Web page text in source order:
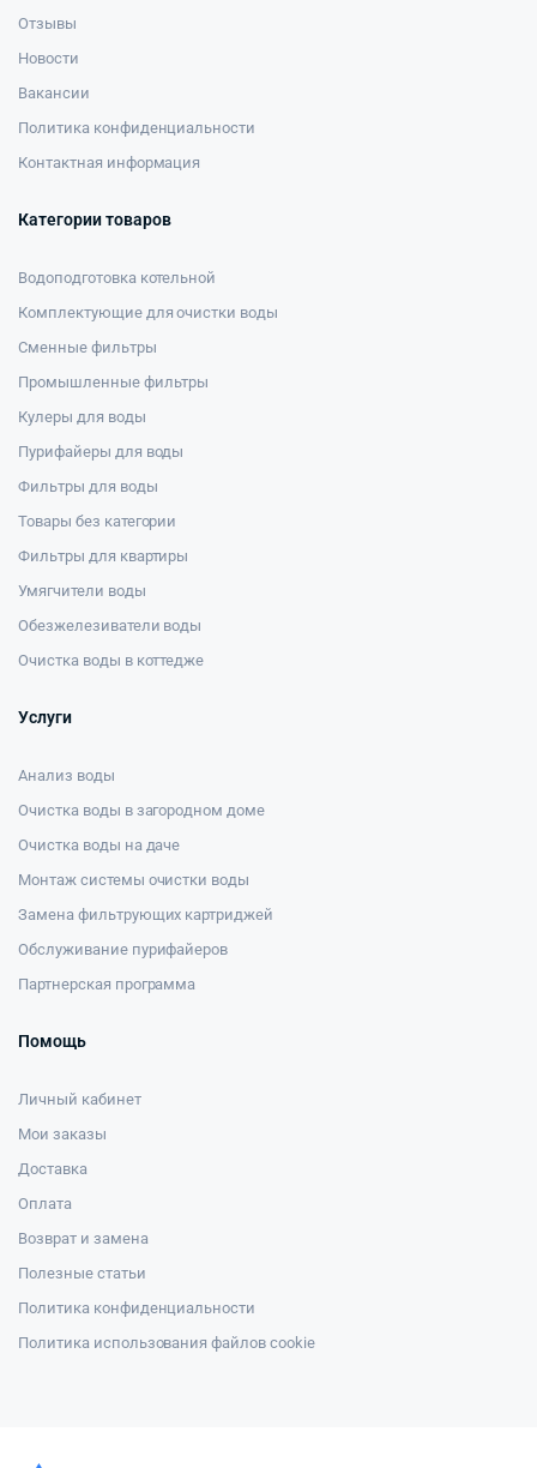
Отзывы
Новости
Вакансии
Политика конфиденциальности
Контактная информация
Категории товаров
Водоподготовка котельной
Комплектующие для очистки воды
Сменные фильтры
Промышленные фильтры
Кулеры для воды
Пурифайеры для воды
Фильтры для воды
Товары без категории
Фильтры для квартиры
Умягчители воды
Обезжелезиватели воды
Очистка воды в коттедже
Услуги
Анализ воды
Очистка воды в загородном доме
Очистка воды на даче
Монтаж системы очистки воды
Замена фильтрующих картриджей
Обслуживание пурифайеров
Партнерская программа
Помощь
Личный кабинет
Мои заказы
Доставка
Оплата
Возврат и замена
Полезные статьи
Политика конфиденциальности
Политика использования файлов cookie